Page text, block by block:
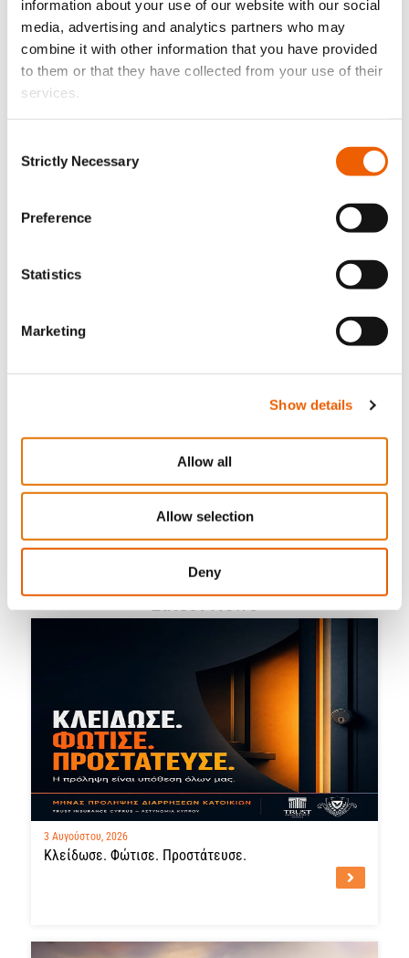
information about your use of our website with our social
media, advertising and analytics partners who may
combine it with other information that you have provided
to them or that they have collected from your use of their
services.
Selection
Strictly Necessary
Preference
Statistics
Marketing
Show details
Allow all
Allow selection
Deny
Insurance Europe – Household Insurance Claims Reports
Southern Europe
Κυπριακός Σύνδεσμος Ασφαλιστικών Εταιρειών –
Στατιστικά Στοιχεία Ζημιών Κατοικίας
Σχετικά Άρθρα
Share the Post:
Latest News
3 Αυγούστου, 2026
Κλείδωσε. Φώτισε. Προστάτευσε.